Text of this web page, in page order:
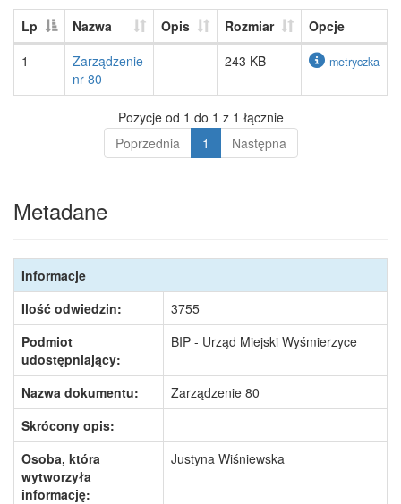
Lp Nazwa Opis Rozmiar
Opcje
1
Zarządzenie
nr 80
243 KB metryczka
Pozycje od 1 do 1 z 1 łącznie
Poprzednia
1 Następna
Metadane
Informacje
Ilość odwiedzin:
3755
Podmiot
udostępniający:
BIP - Urząd Miejski Wyśmierzyce
Nazwa dokumentu:
Zarządzenie 80
Skrócony opis:
Osoba, która
wytworzyła
informację:
Justyna Wiśniewska